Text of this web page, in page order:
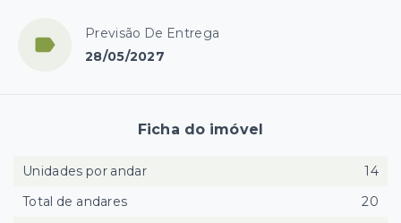
Previsão De Entrega
28/05/2027
Ficha do imóvel
Unidades por andar
14
Total de andares
20